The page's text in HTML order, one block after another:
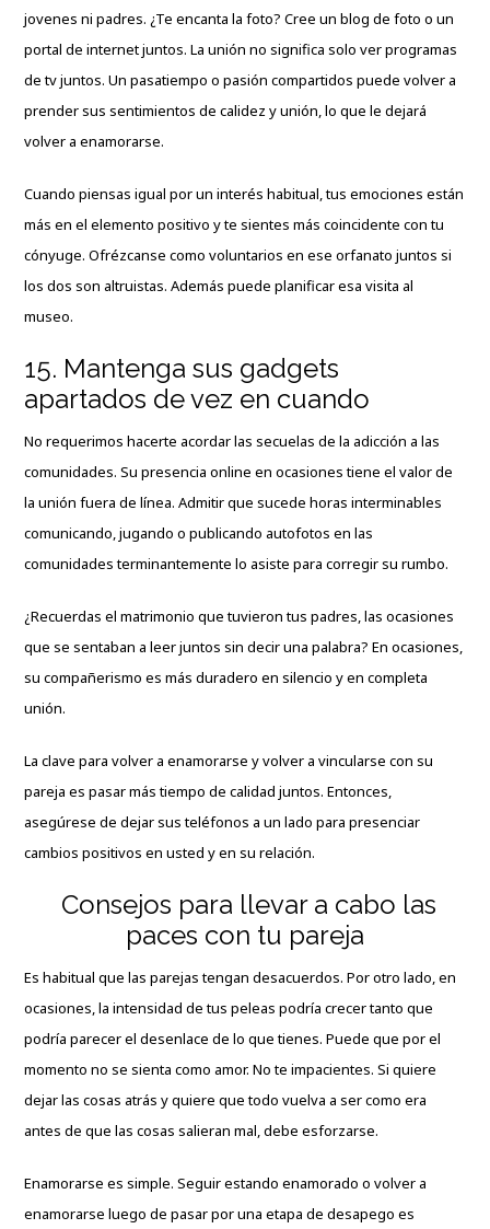
jovenes ni padres. ¿Te encanta la foto? Cree un blog de foto o un
portal de internet juntos. La unión no significa solo ver programas
de tv juntos. Un pasatiempo o pasión compartidos puede volver a
prender sus sentimientos de calidez y unión, lo que le dejará
volver a enamorarse.
Cuando piensas igual por un interés habitual, tus emociones están
más en el elemento positivo y te sientes más coincidente con tu
cónyuge. Ofrézcanse como voluntarios en ese orfanato juntos si
los dos son altruistas. Además puede planificar esa visita al
museo.
15. Mantenga sus gadgets
apartados de vez en cuando
No requerimos hacerte acordar las secuelas de la adicción a las
comunidades. Su presencia online en ocasiones tiene el valor de
la unión fuera de línea. Admitir que sucede horas interminables
comunicando, jugando o publicando autofotos en las
comunidades terminantemente lo asiste para corregir su rumbo.
¿Recuerdas el matrimonio que tuvieron tus padres, las ocasiones
que se sentaban a leer juntos sin decir una palabra? En ocasiones,
su compañerismo es más duradero en silencio y en completa
unión.
La clave para volver a enamorarse y volver a vincularse con su
pareja es pasar más tiempo de calidad juntos. Entonces,
asegúrese de dejar sus teléfonos a un lado para presenciar
cambios positivos en usted y en su relación.
Consejos para llevar a cabo las
paces con tu pareja
Es habitual que las parejas tengan desacuerdos. Por otro lado, en
ocasiones, la intensidad de tus peleas podría crecer tanto que
podría parecer el desenlace de lo que tienes. Puede que por el
momento no se sienta como amor. No te impacientes. Si quiere
dejar las cosas atrás y quiere que todo vuelva a ser como era
antes de que las cosas salieran mal, debe esforzarse.
Enamorarse es simple. Seguir estando enamorado o volver a
enamorarse luego de pasar por una etapa de desapego es